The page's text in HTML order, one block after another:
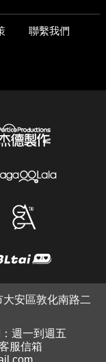
聯繫我們
安區敦化南路二
週一到週五
服信箱